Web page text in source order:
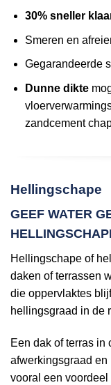
30% sneller
Smeren en
Gegarandeerde
Dunne dikte
zandcement
Hellingschape
GEEF WATER
Hellingschape of
daken of terrassen
die oppervlaktes
hellingsgraad in de
Een dak of terras in
afwerkingsgraad
vooral een